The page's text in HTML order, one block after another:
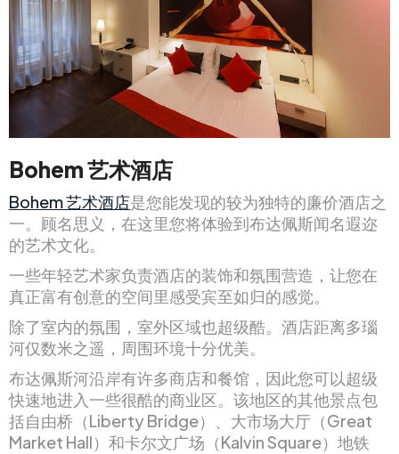
Bohem 艺术酒店
Bohem 艺术酒店是您能发现的较为独特的廉价酒店之
一。顾名思义，在这里您将体验到布达佩斯闻名遐迩
的艺术文化。
一些年轻艺术家负责酒店的装饰和氛围营造，让您在
真正富有创意的空间里感受宾至如归的感觉。
除了室内的氛围，室外区域也超级酷。酒店距离多瑙
河仅数米之遥，周围环境十分优美。
布达佩斯河沿岸有许多商店和餐馆，因此您可以超级
快速地进入一些很酷的商业区。该地区的其他景点包
括自由桥（Liberty Bridge）、大市场大厅（Great
Market Hall）和卡尔文广场（Kalvin Square）地铁